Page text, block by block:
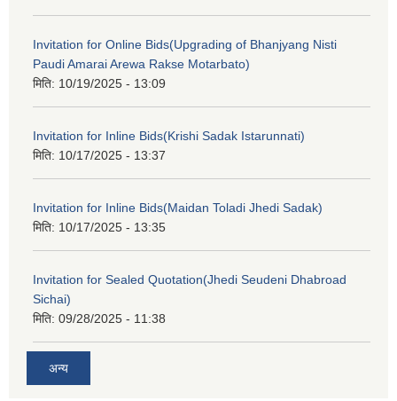
Invitation for Online Bids(Upgrading of Bhanjyang Nisti
Paudi Amarai Arewa Rakse Motarbato)
मिति: 10/19/2025 - 13:09
Invitation for Inline Bids(Krishi Sadak Istarunnati)
मिति: 10/17/2025 - 13:37
Invitation for Inline Bids(Maidan Toladi Jhedi Sadak)
मिति: 10/17/2025 - 13:35
Invitation for Sealed Quotation(Jhedi Seudeni Dhabroad
Sichai)
मिति: 09/28/2025 - 11:38
अन्य